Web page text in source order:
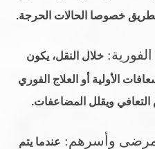
خصوصا الحالات الحرجة.
خلال النقل، يكون
الأولية أو العلاج الفوري
ويقلل المضاعفات.
عندما يتم